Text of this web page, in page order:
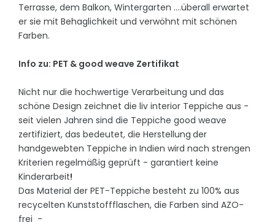
Terrasse, dem Balkon, Wintergarten ....überall erwartet
er sie mit Behaglichkeit und verwöhnt mit schönen
Farben.
Info zu: PET & good weave Zertifikat
Nicht nur die hochwertige Verarbeitung und das
schöne Design zeichnet die liv interior Teppiche aus -
seit vielen Jahren sind die Teppiche good weave
zertifiziert, das bedeutet, die Herstellung der
handgewebten Teppiche in Indien wird nach strengen
Kriterien regelmäßig geprüft - garantiert keine
Kinderarbeit!
Das Material der PET-Teppiche besteht zu 100% aus
recycelten Kunststoffflaschen, die Farben sind AZO-
frei -